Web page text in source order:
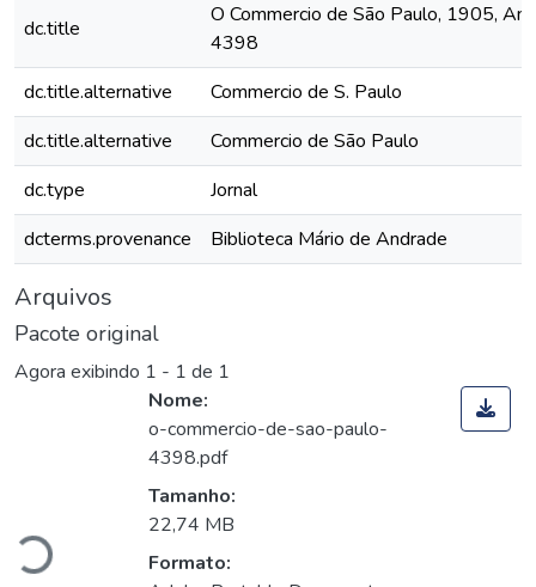
dc.title
O Commercio de São Paulo, 1905,
4398
dc.title.alternative
Commercio de S. Paulo
dc.title.alternative
Commercio de São Paulo
dc.type
Jornal
dcterms.provenance
Biblioteca Mário de Andrade
Arquivos
Pacote original
Agora exibindo 1 - 1 de 1
Nome:
o-commercio-de-sao-paulo-
4398.pdf
Tamanho:
22,74 MB
Formato: